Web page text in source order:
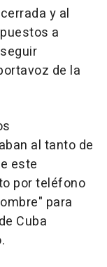
y al
a
de la
al tanto de
este
por teléfono
para
Cuba